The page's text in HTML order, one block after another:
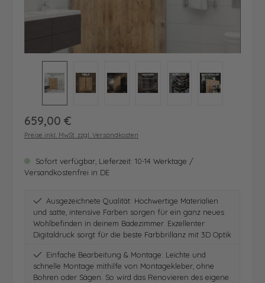
Regulärer Preis:
659,00 €
Preise inkl. MwSt. zzgl. Versandkosten
Sofort verfügbar, Lieferzeit: 10-14 Werktage /
Versandkostenfrei in DE
Ausgezeichnete Qualität: Hochwertige Materialien
und satte, intensive Farben sorgen für ein ganz neues
Wohlbefinden in deinem Badezimmer. Exzellenter
Digitaldruck sorgt für die beste Farbbrillanz mit 3D Optik
Einfache Bearbeitung & Montage: Leichte und
schnelle Montage mithilfe von Montagekleber, ohne
Bohren oder Sägen. So wird das Renovieren des eigene